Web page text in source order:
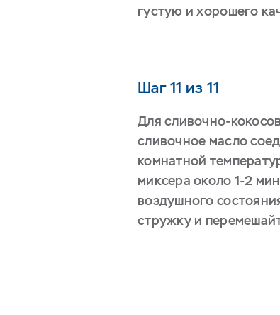
густую и хорошего
Шаг 11 из 11
Для сливочно-
сливочное масло
комнатной
миксера около 1-2
воздушного
стружку и